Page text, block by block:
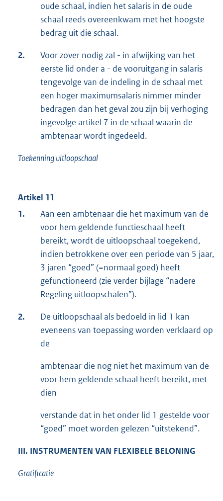
oude schaal, indien het salaris in de oude
schaal reeds overeenkwam met het hoogste
bedrag uit die schaal.
2.
Voor zover nodig zal - in afwijking van het
eerste lid onder a - de vooruitgang in salaris
tengevolge van de indeling in de schaal met
een hoger maximumsalaris nimmer minder
bedragen dan het geval zou zijn bij verhoging
ingevolge artikel 7 in de schaal waarin de
ambtenaar wordt ingedeeld.
Toekenning uitloopschaal
Artikel 11
1.
Aan een ambtenaar die het maximum van de
voor hem geldende functieschaal heeft
bereikt, wordt de uitloopschaal toegekend,
indien betrokkene over een periode van 5 jaar,
3 jaren “goed” (=normaal goed) heeft
gefunctioneerd (zie verder bijlage “nadere
Regeling uitloopschalen”).
2.
De uitloopschaal als bedoeld in lid 1 kan
eveneens van toepassing worden verklaard op
de
ambtenaar die nog niet het maximum van de
voor hem geldende schaal heeft bereikt, met
dien
verstande dat in het onder lid 1 gestelde voor
“goed” moet worden gelezen “uitstekend”.
III. INSTRUMENTEN VAN FLEXIBELE BELONING
Gratificatie